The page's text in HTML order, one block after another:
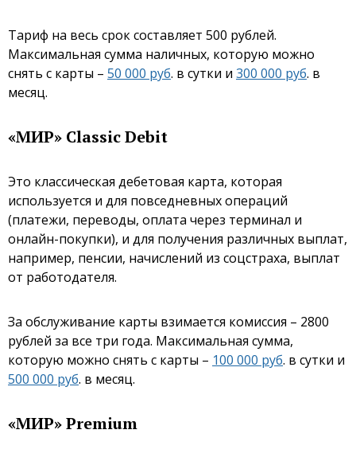
Тариф на весь срок составляет 500 рублей.
Максимальная сумма наличных, которую можно
снять с карты – 50 000 руб. в сутки и 300 000 руб. в
месяц.
«МИР» Classic Debit
Это классическая дебетовая карта, которая
используется и для повседневных операций
(платежи, переводы, оплата через терминал и
онлайн-покупки), и для получения различных выплат,
например, пенсии, начислений из соцстраха, выплат
от работодателя.
За обслуживание карты взимается комиссия – 2800
рублей за все три года. Максимальная сумма,
которую можно снять с карты – 100 000 руб. в сутки и
500 000 руб. в месяц.
«МИР» Premium